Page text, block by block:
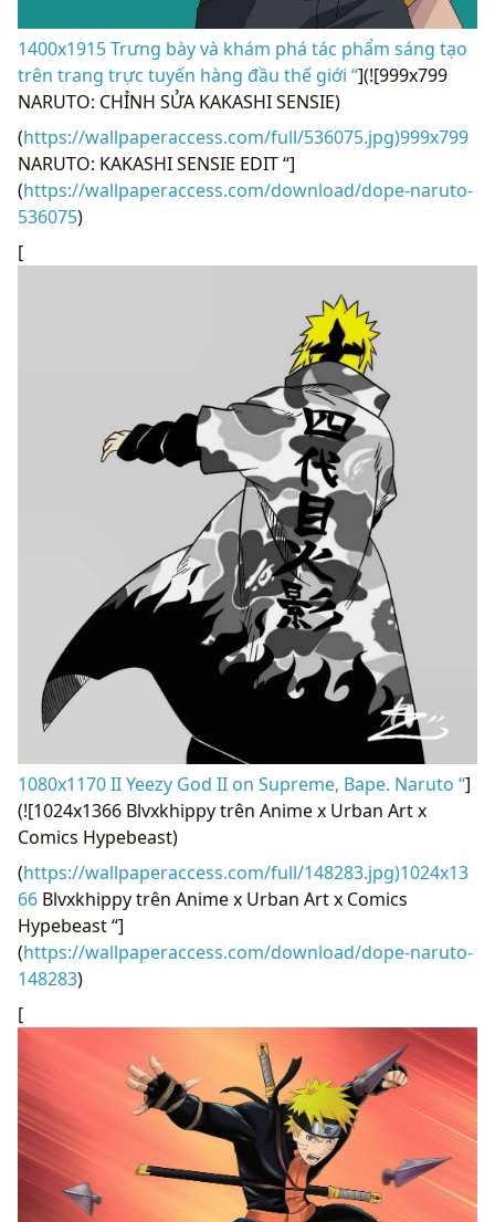
1400x1915 Trưng bày và khám phá tác phẩm sáng tạo
trên trang trực tuyến hàng đầu thế giới “](![999x799
NARUTO: CHỈNH SỬA KAKASHI SENSIE)
(https://wallpaperaccess.com/full/536075.jpg)999x799
NARUTO: KAKASHI SENSIE EDIT “]
(https://wallpaperaccess.com/download/dope-naruto-
536075)
[
1080x1170 II Yeezy God II on Supreme, Bape. Naruto “]
(![1024x1366 Blvxkhippy trên Anime x Urban Art x
Comics Hypebeast)
(https://wallpaperaccess.com/full/148283.jpg)1024x13
66 Blvxkhippy trên Anime x Urban Art x Comics
Hypebeast “]
(https://wallpaperaccess.com/download/dope-naruto-
148283)
[